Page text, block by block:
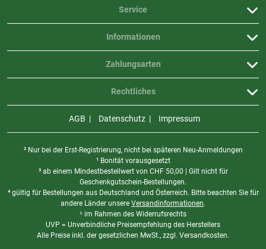
Service
Informationen
Rechtliches
Zahlungsarten
AGB Datenschutz Impressum
² Nur bei der Erst-Registrierung, nicht bei späteren Neu-Anmeldungen
¹ Bonität vorausgesetzt
³ ab einem Mindestbestellwert von CHF50,00 | Gilt nicht für
Geschenkgutschein-Bestellungen.
⁴ gültig für Bestellungen aus Deutschland und Österreich. Bitte beachten Sie für
andere Länder unsere Versandinformationen.
⁵ im Rahmen des Widerrufsrechts
UVP = Unverbindliche Preisempfehlung des Herstellers
Alle Preise inkl. der gesetzlichen MwSt., zzgl. Versandkosten.